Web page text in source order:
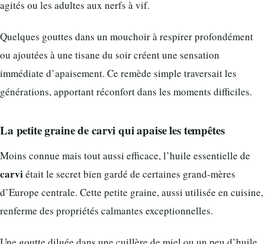
agités ou les adultes aux nerfs à vif.
Quelques gouttes dans un mouchoir à respirer profondément
ou ajoutées à une tisane du soir créent une sensation
immédiate d’apaisement. Ce remède simple traversait les
générations, apportant réconfort dans les moments difficiles.
La petite graine de carvi qui apaise les tempêtes
Moins connue mais tout aussi efficace, l’huile essentielle de
carviétait le secret bien gardé de certaines grand-mères
d’Europe centrale. Cette petite graine, aussi utilisée en cuisine,
renferme des propriétés calmantes exceptionnelles.